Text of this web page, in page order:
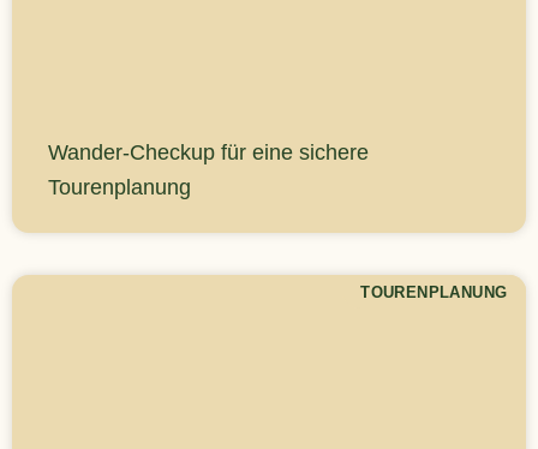
Wander-Checkup für eine sichere
Tourenplanung
TOURENPLANUNG